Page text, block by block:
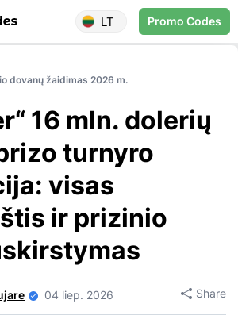
LT Promo Codes
dovanų žaidimas 2026 m.
16 mln. dolerių
turnyro
visas
ir prizinio
04 liep. 2026 Share